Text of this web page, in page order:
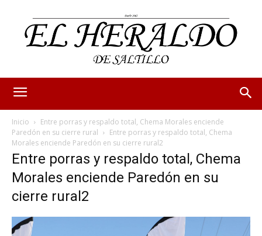
Inicio
Entre porras y respaldo total, Chema Morales enciende
Paredón en su cierre rural
Entre porras y respaldo total, Chema
Morales enciende Paredón en su cierre rural2
Entre porras y respaldo total, Chema
Morales enciende Paredón en su
cierre rural2